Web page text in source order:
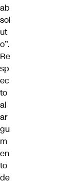
ab
sol
ut
o”.
Re
sp
ec
to
al
ar
gu
m
en
to
de